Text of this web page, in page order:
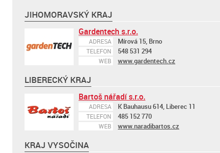
JIHOMORAVSKÝ KRAJ
Gardentech s.r.o.
ADRESA Mírová 15, Brno
TELEFON 548 531 294
WEB www.gardentech.cz
LIBERECKÝ KRAJ
Bartoš nářadí s.r.o.
ADRESA K Bauhausu 614, Liberec 11
TELEFON 485 152 770
WEB www.naradibartos.cz
KRAJ VYSOČINA